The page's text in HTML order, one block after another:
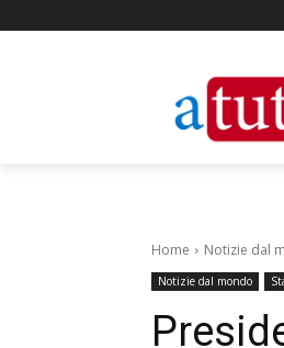
Home Notizie dal
Notizie dal mondo